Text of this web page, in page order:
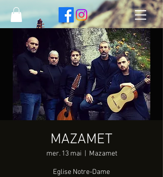
MAZAMET
mer. 13 mai Mazamet
Eglise Notre-Dame